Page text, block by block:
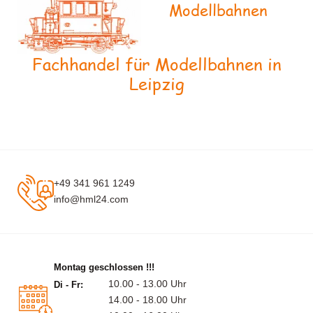
Modellbahnen
Fachhandel für Modellbahnen in
Leipzig
+49 341 961 1249
info@hml24.com
Montag geschlossen !!!
Di - Fr:
10.00 - 13.00 Uhr
14.00 - 18.00 Uhr